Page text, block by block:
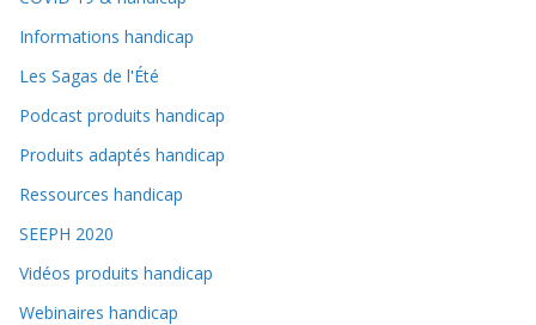
Informations handicap
Les Sagas de l'Été
Podcast produits handicap
Produits adaptés handicap
Ressources handicap
SEEPH 2020
Vidéos produits handicap
Webinaires handicap